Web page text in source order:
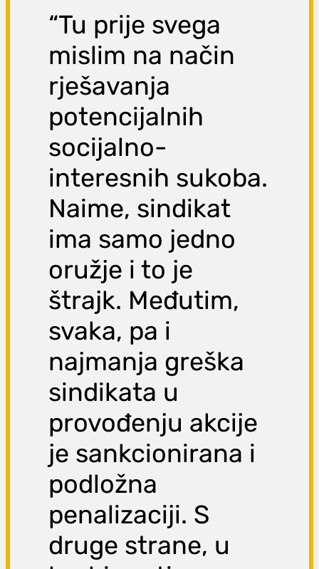
“Tu prije svega
mislim na način
rješavanja
potencijalnih
socijalno-
interesnih sukoba.
Naime, sindikat
ima samo jedno
oružje i to je
štrajk. Međutim,
svaka, pa i
najmanja greška
sindikata u
provođenju akcije
je sankcionirana i
podložna
penalizaciji. S
druge strane, u